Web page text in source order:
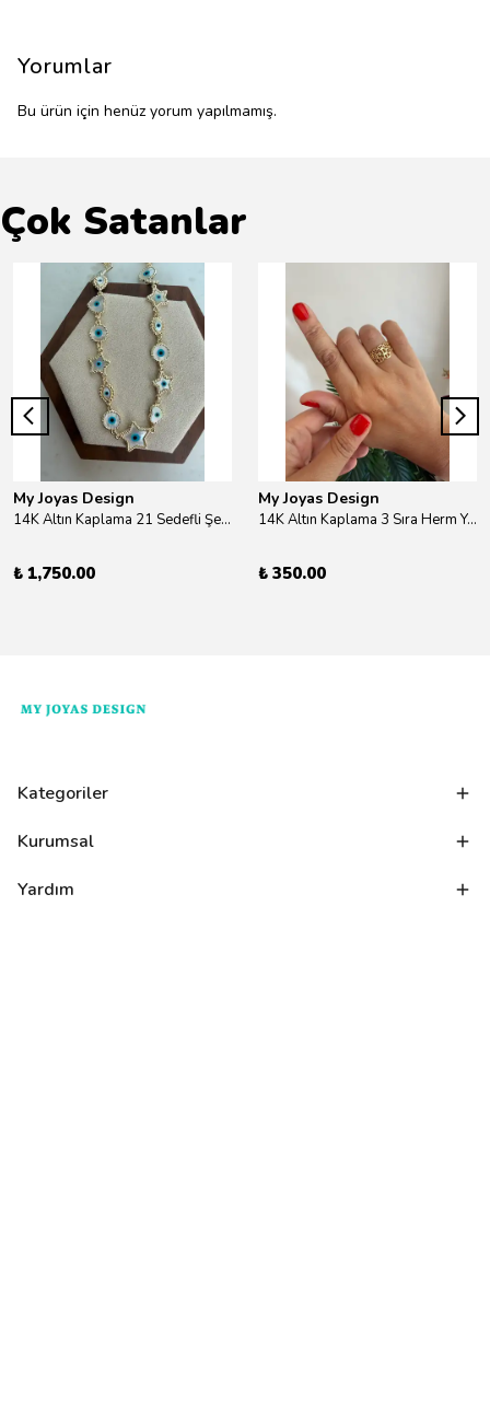
Yorumlar
Bu ürün için henüz yorum yapılmamış.
Çok Satanlar
My Joyas Design
14K Altın Kaplama 21 Sedefli Şekiller Kolye 46cm
₺ 1,750.00
My Joyas Design
14K Altın Kaplama 3 Sıra Herm Yüzük Gold
₺ 350.00
Kategoriler
Kurumsal
Yardım